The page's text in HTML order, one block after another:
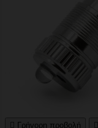
 Γρήγορη προβολή 